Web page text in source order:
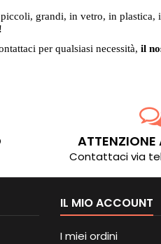
grandi, in vetro, in
per qualsiasi necessità, il
ATTENZIONE
Contattaci via
IL MIO ACCOUNT
I miei ordini